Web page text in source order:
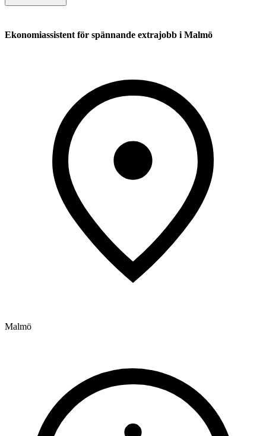
Ekonomiassistent för spännande extrajobb i Malmö
Malmö